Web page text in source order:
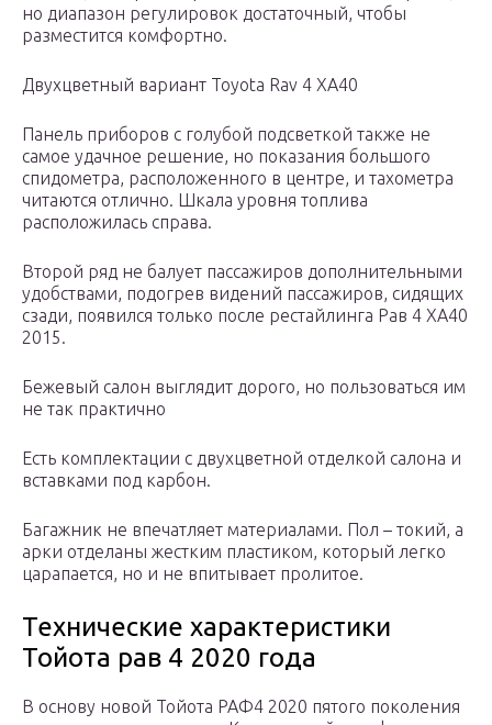
но диапазон регулировок достаточный, чтобы
разместится комфортно.
Двухцветный вариант Toyota Rav 4 XA40
Панель приборов с голубой подсветкой также не
самое удачное решение, но показания большого
спидометра, расположенного в центре, и тахометра
читаются отлично. Шкала уровня топлива
расположилась справа.
Второй ряд не балует пассажиров дополнительными
удобствами, подогрев видений пассажиров, сидящих
сзади, появился только после рестайлинга Рав 4 XA40
2015.
Бежевый салон выглядит дорого, но пользоваться им
не так практично
Есть комплектации с двухцветной отделкой салона и
вставками под карбон.
Багажник не впечатляет материалами. Пол – токий, а
арки отделаны жестким пластиком, который легко
царапается, но и не впитывает пролитое.
Технические характеристики
Тойота рав 4 2020 года
В основу новой Тойота РАФ4 2020 пятого поколения